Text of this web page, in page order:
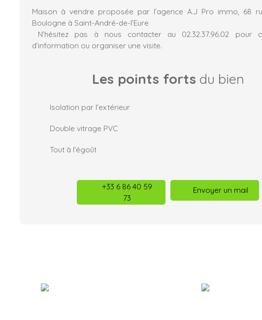
Maison à vendre proposée par l’agence A.J Pro immo, 68
Boulogne à Saint-André-de-l’Eure
N’hésitez pas à nous contacter au 02.32.37.96.02 pour
d’information ou organiser une visite.
Les points forts du bien
Isolation par l'extérieur
Double vitrage PVC
Tout à l'égoût
+33 6 86 40 59
73
Envoyer un mail